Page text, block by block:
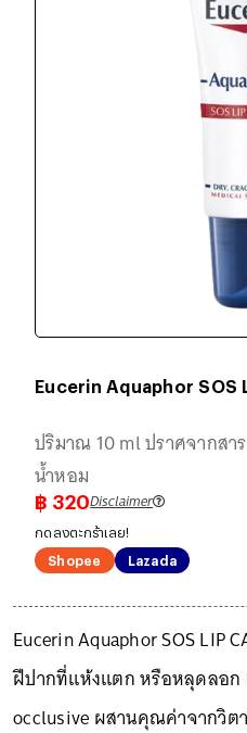
Eucerin Aquaphor SOS
ปริมาณ 10 ml ปราศจากสา
น้ำหอม
฿ 320Disclaimer
กดลงตะกร้าเลย!
Shopee
Lazada
Eucerin Aquaphor SOS LIP
ฝีปากที่แห้งแตก หรือหลุดลอก
occlusive ผสานคุณค่าจากวิ